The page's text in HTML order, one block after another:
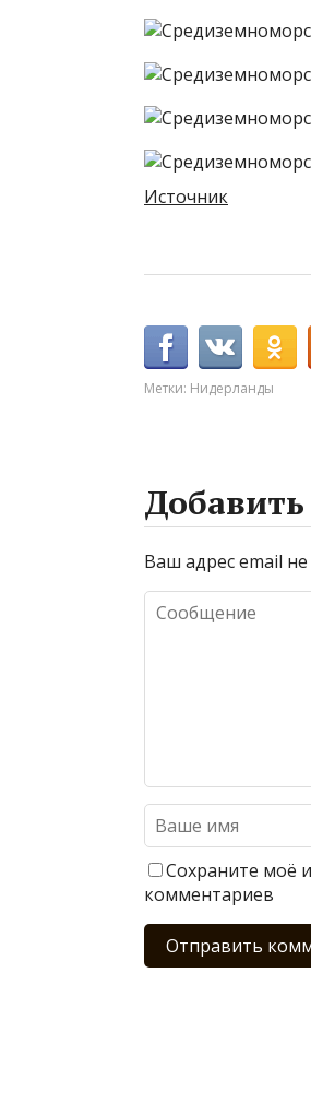
Источник
Метки: Нидерланды
Ваш адрес email
Сохраните моё
комментариев